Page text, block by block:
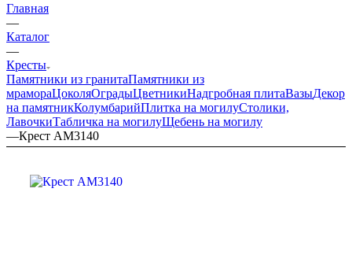
Главная
—
Каталог
—
Кресты
Памятники из гранитаПамятники из
мрамораЦоколяОградыЦветникиНадгробная плитаВазыДекор
на памятникКолумбарийПлитка на могилуСтолики,
ЛавочкиТабличка на могилуЩебень на могилу
—Крест AM3140